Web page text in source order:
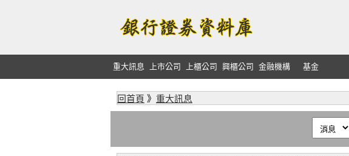
重大訊息 上市公司 上櫃公司 興櫃公司 金融機構 基金
回首頁 》 重大訊息